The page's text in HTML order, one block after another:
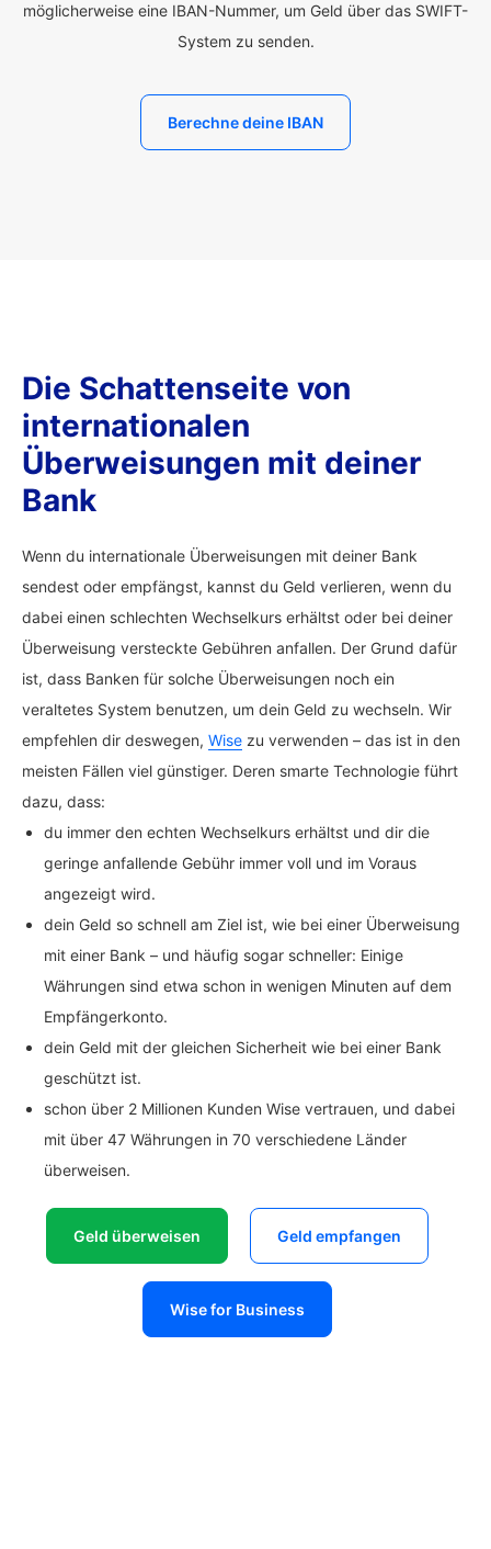
möglicherweise eine IBAN-Nummer, um Geld über das SWIFT-
System zu senden.
Berechne deine IBAN
Die Schattenseite von
internationalen
Überweisungen mit deiner
Bank
Wenn du internationale Überweisungen mit deiner Bank
sendest oder empfängst, kannst du Geld verlieren, wenn du
dabei einen schlechten Wechselkurs erhältst oder bei deiner
Überweisung versteckte Gebühren anfallen. Der Grund dafür
ist, dass Banken für solche Überweisungen noch ein
veraltetes System benutzen, um dein Geld zu wechseln. Wir
empfehlen dir deswegen, Wise zu verwenden – das ist in den
meisten Fällen viel günstiger. Deren smarte Technologie führt
dazu, dass:
du immer den echten Wechselkurs erhältst und dir die
geringe anfallende Gebühr immer voll und im Voraus
angezeigt wird.
dein Geld so schnell am Ziel ist, wie bei einer Überweisung
mit einer Bank – und häufig sogar schneller: Einige
Währungen sind etwa schon in wenigen Minuten auf dem
Empfängerkonto.
dein Geld mit der gleichen Sicherheit wie bei einer Bank
geschützt ist.
schon über 2 Millionen Kunden Wise vertrauen, und dabei
mit über 47 Währungen in 70 verschiedene Länder
überweisen.
Geld überweisen Geld empfangen
Wise for Business